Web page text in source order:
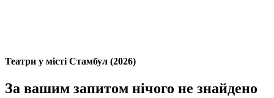
Театри у місті Стамбул (2026)
За вашим запитом нічого не знайдено